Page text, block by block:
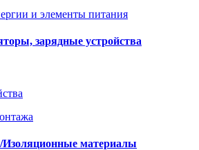
и элементы питания
зарядные устройства
Изоляционные материалы